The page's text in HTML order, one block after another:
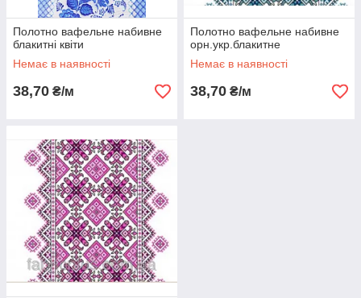
Полотно вафельне набивне
блакитні квіти
Немає в наявності
38,70 ₴/м
Полотно вафельне набивне
орн.укр.блакитне
Немає в наявності
38,70 ₴/м